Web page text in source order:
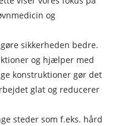
og
sikkerheden bedre.
og hjælper med
konstruktioner gør det
glat og reducerer
steder som f.eks. hård